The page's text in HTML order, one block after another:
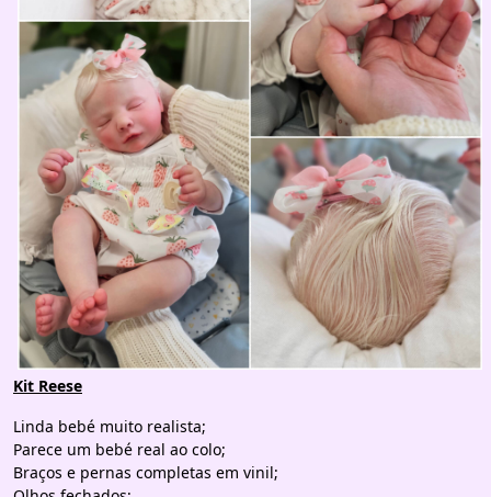
Kit Reese
Linda bebé muito realista;
Parece um bebé real ao colo;
Braços e pernas completas em vinil;